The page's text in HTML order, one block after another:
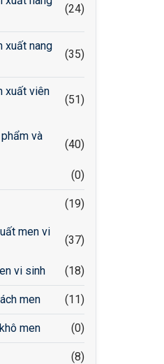
(24)
xuất nang
(35)
xuất viên
(51)
và
(40)
(0)
(19)
men vi
(37)
vi sinh (18)
men (11)
men (0)
(8)